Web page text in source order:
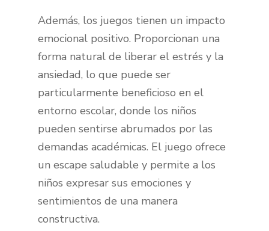
Además, los juegos tienen un impacto
emocional positivo. Proporcionan una
forma natural de liberar el estrés y la
ansiedad, lo que puede ser
particularmente beneficioso en el
entorno escolar, donde los niños
pueden sentirse abrumados por las
demandas académicas. El juego ofrece
un escape saludable y permite a los
niños expresar sus emociones y
sentimientos de una manera
constructiva.